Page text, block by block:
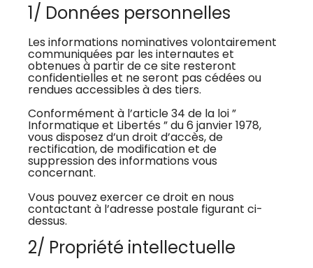
1/ Données personnelles
Les informations nominatives volontairement
communiquées par les internautes et
obtenues à partir de ce site resteront
confidentielles et ne seront pas cédées ou
rendues accessibles à des tiers.
Conformément à l’article 34 de la loi ”
Informatique et Libertés ” du 6 janvier 1978,
vous disposez d’un droit d’accès, de
rectification, de modification et de
suppression des informations vous
concernant.
Vous pouvez exercer ce droit en nous
contactant à l’adresse postale figurant ci-
dessus.
2/ Propriété intellectuelle